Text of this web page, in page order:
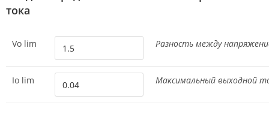
тока
Vo lim Разность между
Io lim Максимальный выходной